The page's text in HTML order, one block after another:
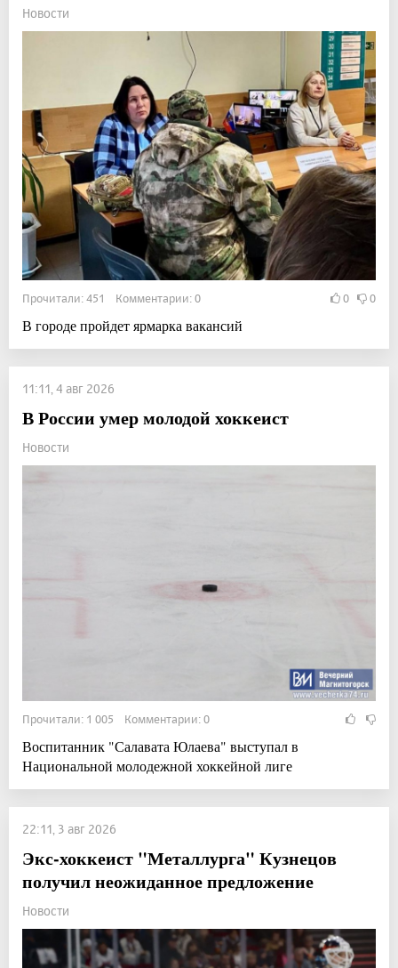
Новости
Прочитали: 451 Комментарии: 0 0 0
В городе пройдет ярмарка вакансий
11:11, 4 авг 2026
В России умер молодой хоккеист
Новости
Прочитали: 1 005 Комментарии: 0
Воспитанник "Салавата Юлаева" выступал в
Национальной молодежной хоккейной лиге
22:11, 3 авг 2026
Экс-хоккеист "Металлурга" Кузнецов
получил неожиданное предложение
Новости